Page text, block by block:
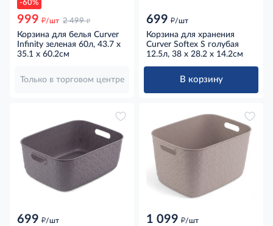
-60%
999 д/шт 2 499 д
Корзина для белья Curver
Infinity зеленая 60л, 43.7 x
35.1 x 60.2см
Только в торговом центре
699 д/шт
Корзина для хранения
Curver Softex S голубая
12.5л, 38 x 28.2 x 14.2см
В корзину
699 д/шт 1 099 д/шт